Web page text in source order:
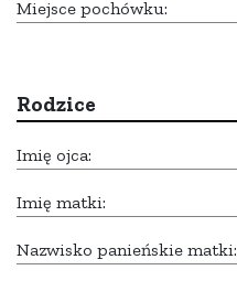
Miejsce pochówku:
Rodzice
Imię ojca:
Imię matki:
Nazwisko panieńskie matki: